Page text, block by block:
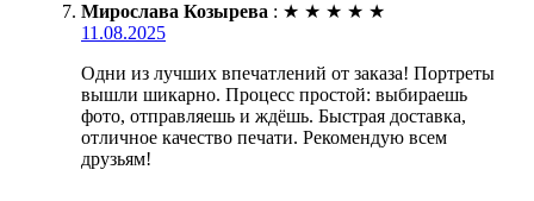
Мирослава Козырева : ★ ★ ★ ★ ★
11.08.2025
Одни из лучших впечатлений от заказа! Портреты
вышли шикарно. Процесс простой: выбираешь
фото, отправляешь и ждёшь. Быстрая доставка,
отличное качество печати. Рекомендую всем
друзьям!